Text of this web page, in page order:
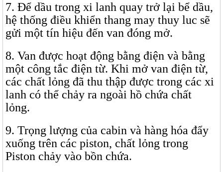
7. Để dầu trong xi lanh quay trở lại bể dầu,
hệ thống điều khiển thang may thuy luc sẽ
gửi một tín hiệu đến van đóng mở.
8. Van được hoạt động bằng điện và bằng
một công tắc điện từ. Khi mở van điện từ,
các chất lỏng đã thu thập được trong các xi
lanh có thể chảy ra ngoài hồ chứa chất
lỏng.
9. Trọng lượng của cabin và hàng hóa đẩy
xuống trên các piston, chất lỏng trong
Piston chảy vào bồn chứa.